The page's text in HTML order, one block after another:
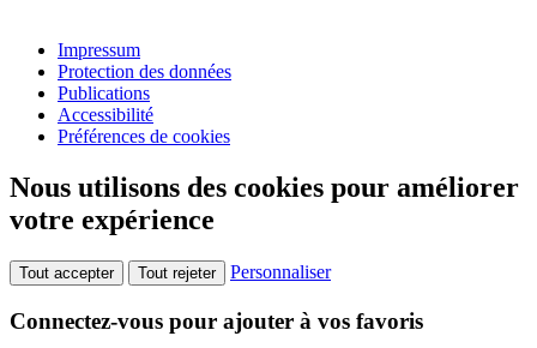
Impressum
Protection des données
Publications
Accessibilité
Préférences de cookies
Nous utilisons des cookies pour améliorer
votre expérience
Tout accepter Tout rejeter Personnaliser
Connectez-vous pour ajouter à vos favoris